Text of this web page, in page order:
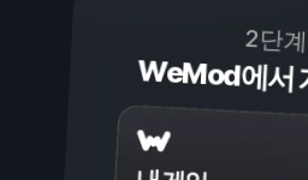
2단계
WeMod에서